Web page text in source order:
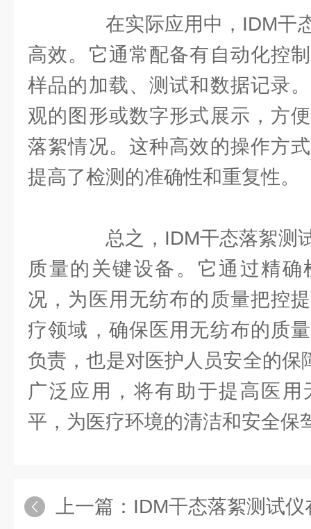
在实际应用中，IDM干
高效。它通常配备有自动化控
样品的加载、测试和数据记录
观的图形或数字形式展示，方
落絮情况。这种高效的操作方
提高了检测的准确性和重复性。
总之，IDM干态落絮测
质量的关键设备。它通过精
况，为医用无纺布的质量把控
疗领域，确保医用无纺布的质
负责，也是对医护人员安全的保
广泛应用，将有助于提高医
平，为医疗环境的清洁和安全保
上一篇： IDM干态落絮测试仪在医用口